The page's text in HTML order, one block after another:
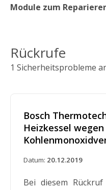
Module zum
Rückrufe
1 Sicherheitsprobleme
Bosch
Heizkessel
Datum: 20.12.2019
Bei diesem